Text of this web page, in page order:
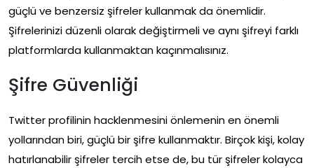
güçlü ve benzersiz şifreler kullanmak da önemlidir.
Şifrelerinizi düzenli olarak değiştirmeli ve aynı şifreyi farklı
platformlarda kullanmaktan kaçınmalısınız.
Şifre Güvenliği
Twitter profilinin hacklenmesini önlemenin en önemli
yollarından biri, güçlü bir şifre kullanmaktır. Birçok kişi, kolay
hatırlanabilir şifreler tercih etse de, bu tür şifreler kolayca